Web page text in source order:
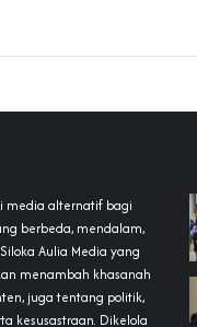
media alternatif bagi
berbeda, mendalam,
Aulia Media yang
menambah khasanah
juga tentang politik,
kesusastraan. Dikelola